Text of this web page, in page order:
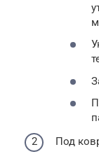
Под